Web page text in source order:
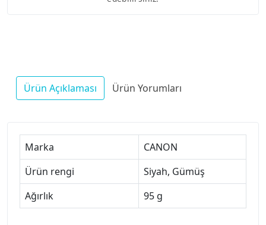
Ürün Açıklaması Ürün Yorumları
Marka
CANON
Ürün rengi
Siyah, Gümüş
Ağırlık
95 g